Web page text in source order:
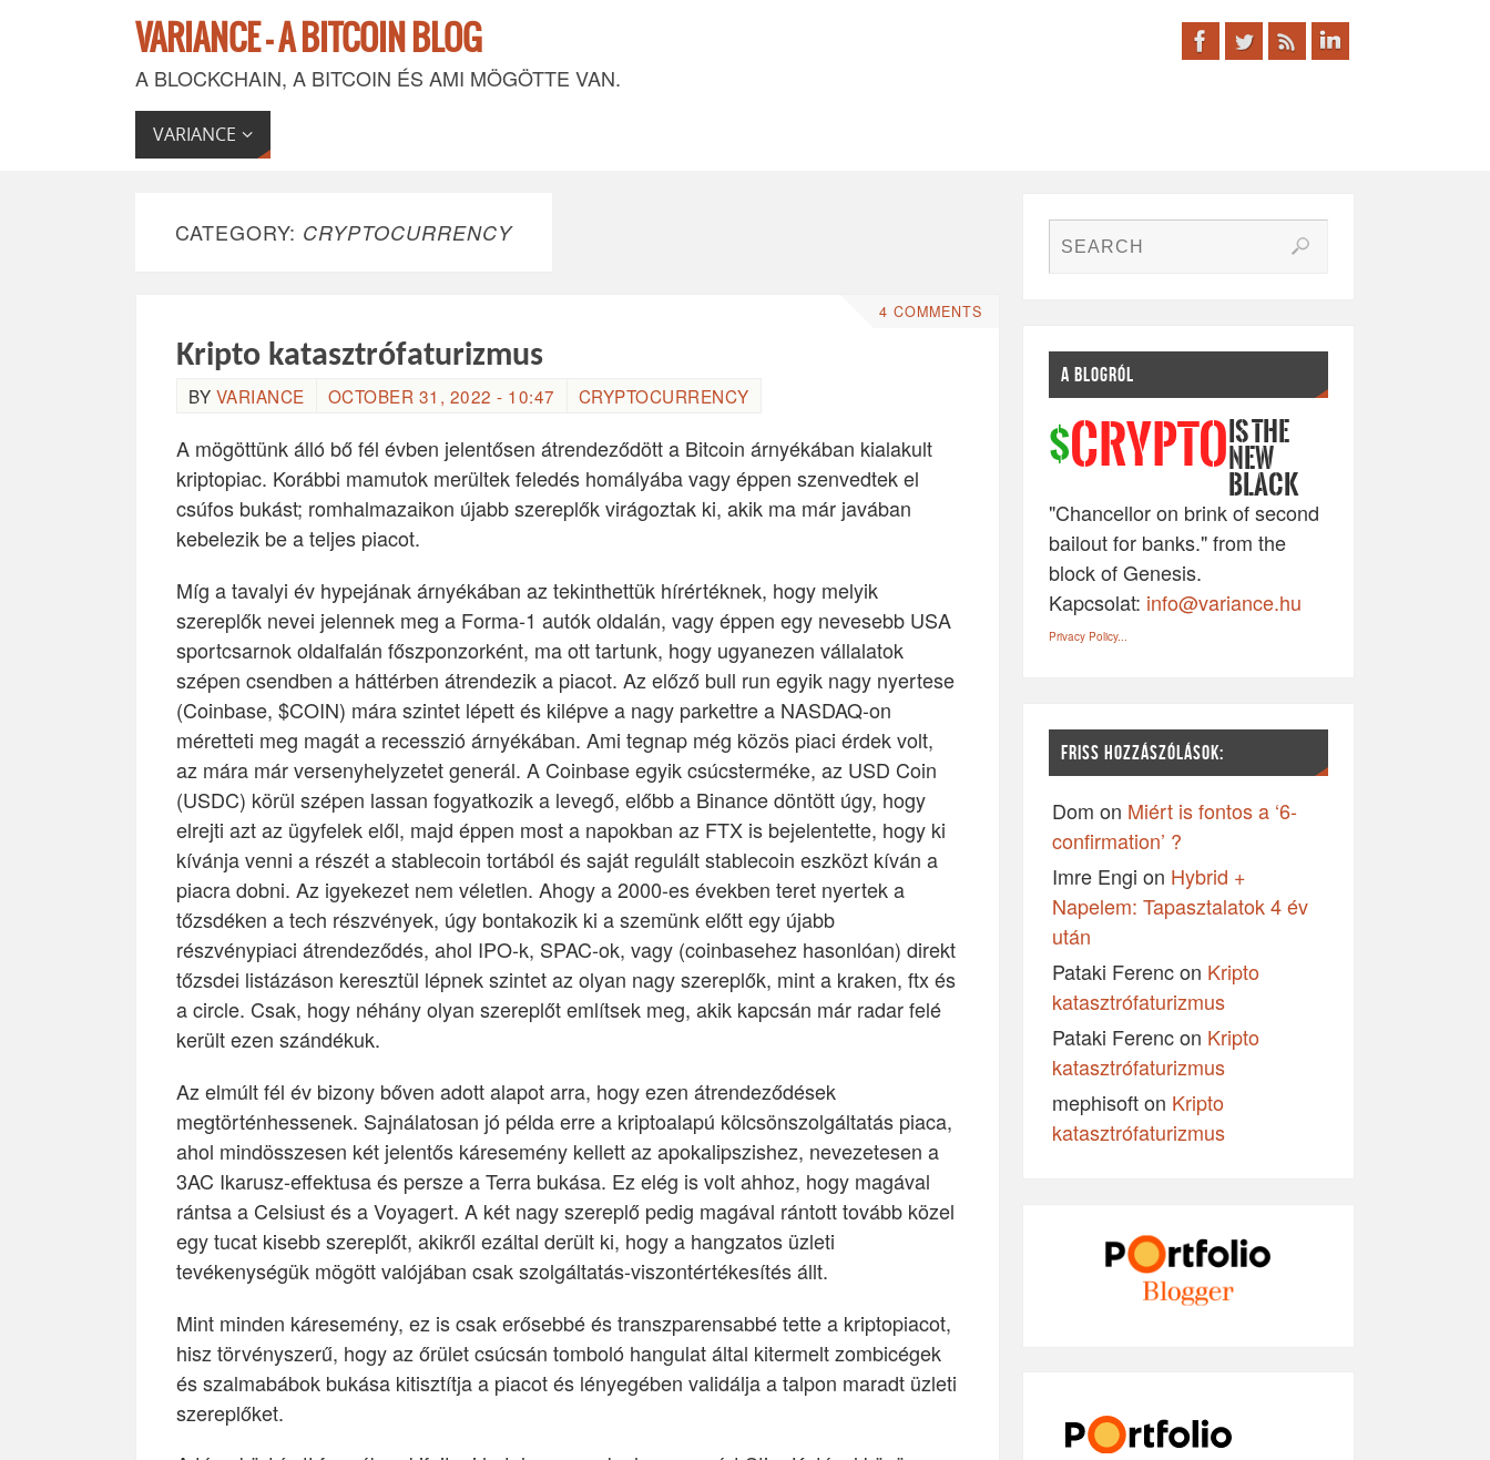
VARIANCE - A BITCOIN BLOG
A BLOCKCHAIN, A BITCOIN ÉS AMI MÖGÖTTE VAN.
VARIANCE
CATEGORY: CRYPTOCURRENCY
4 COMMENTS
Kripto katasztrófaturizmus
BY VARIANCE OCTOBER 31, 2022 - 10:47 CRYPTOCURRENCY
A mögöttünk álló bő fél évben jelentősen átrendeződött a Bitcoin árnyékában kialakult
kriptopiac. Korábbi mamutok merültek feledés homályába vagy éppen szenvedtek el
csúfos bukást; romhalmazaikon újabb szereplők virágoztak ki, akik ma már javában
kebelezik be a teljes piacot.
Míg a tavalyi év hypejának árnyékában az tekinthettük hírértéknek, hogy melyik
szereplők nevei jelennek meg a Forma-1 autók oldalán, vagy éppen egy nevesebb USA
sportcsarnok oldalfalán főszponzorként, ma ott tartunk, hogy ugyanezen vállalatok
szépen csendben a háttérben átrendezik a piacot. Az előző bull run egyik nagy nyertese
(Coinbase, $COIN) mára szintet lépett és kilépve a nagy parkettre a NASDAQ-on
méretteti meg magát a recesszió árnyékában. Ami tegnap még közös piaci érdek volt,
az mára már versenyhelyzetet generál. A Coinbase egyik csúcsterméke, az USD Coin
(USDC) körül szépen lassan fogyatkozik a levegő, előbb a Binance döntött úgy, hogy
elrejti azt az ügyfelek elől, majd éppen most a napokban az FTX is bejelentette, hogy ki
kívánja venni a részét a stablecoin tortából és saját regulált stablecoin eszközt kíván a
piacra dobni. Az igyekezet nem véletlen. Ahogy a 2000-es években teret nyertek a
tőzsdéken a tech részvények, úgy bontakozik ki a szemünk előtt egy újabb
részvénypiaci átrendeződés, ahol IPO-k, SPAC-ok, vagy (coinbasehez hasonlóan) direkt
tőzsdei listázáson keresztül lépnek szintet az olyan nagy szereplők, mint a kraken, ftx és
a circle. Csak, hogy néhány olyan szereplőt említsek meg, akik kapcsán már radar felé
került ezen szándékuk.
Az elmúlt fél év bizony bőven adott alapot arra, hogy ezen átrendeződések
megtörténhessenek. Sajnálatosan jó példa erre a kriptoalapú kölcsönszolgáltatás piaca,
ahol mindösszesen két jelentős káresemény kellett az apokalipszishez, nevezetesen a
3AC Ikarusz-effektusa és persze a Terra bukása. Ez elég is volt ahhoz, hogy magával
rántsa a Celsiust és a Voyagert. A két nagy szereplő pedig magával rántott tovább közel
egy tucat kisebb szereplőt, akikről ezáltal derült ki, hogy a hangzatos üzleti
tevékenységük mögött valójában csak szolgáltatás-viszontértékesítés állt.
Mint minden káresemény, ez is csak erősebbé és transzparensabbé tette a kriptopiacot,
hisz törvényszerű, hogy az őrület csúcsán tomboló hangulat által kitermelt zombicégek
és szalmabábok bukása kitisztítja a piacot és lényegében validálja a talpon maradt üzleti
szereplőket.
A BLOGRÓL
$CRYPTO IS THE
NEW
BLACK
"Chancellor on brink of second
bailout for banks." from the
block of Genesis.
Kapcsolat: info@variance.hu
Privacy Policy...
FRISS HOZZÁSZÓLÁSOK:
Dom on Miért is fontos a ‘6-
confirmation’ ?
Imre Engi on Hybrid +
Napelem: Tapasztalatok 4 év
után
Pataki Ferencon Kripto
katasztrófaturizmus
Pataki Ferencon Kripto
katasztrófaturizmus
mephisofton Kripto
katasztrófaturizmus